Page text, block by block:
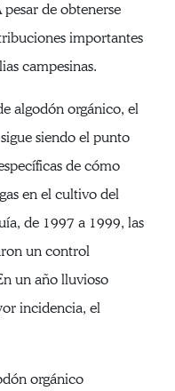
de obtenerse
importantes
campesinas.
algodón orgánico, el
siendo el punto
de cómo
en el cultivo del
de 1997 a 1999, las
un control
un año lluvioso
incidencia, el
orgánico